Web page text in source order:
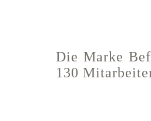
Die Marke
130